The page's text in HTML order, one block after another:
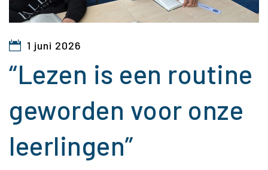
1 juni 2026
“Lezen is een routine
geworden voor onze
leerlingen”